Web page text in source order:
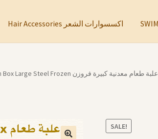
Hair Accessories اكسسوارات الشعر
Lunch Box Large Steel Frozen علبة طعام معدنية كبيرة فروزن
SALE!